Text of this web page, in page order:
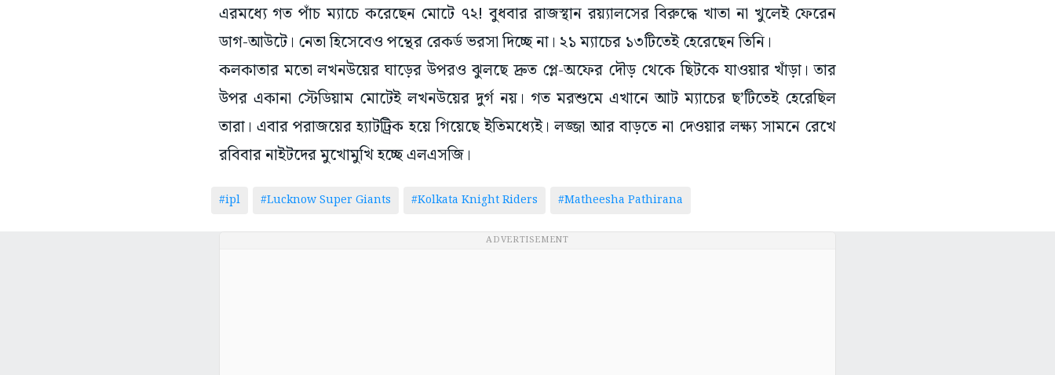
এরমধ্যে গত পাঁচ ম্যাচে করেছেন মোটে ৭২! বুধবার রাজস্থান রয়্যালসের বিরুদ্ধে খাতা না খুলেই ফেরেন
ডাগ-আউটে। নেতা হিসেবেও পন্থের রেকর্ড ভরসা দিচ্ছে না। ২১ ম্যাচের ১৩টিতেই হেরেছেন তিনি।
কলকাতার মতো লখনউয়ের ঘাড়ের উপরও ঝুলছে দ্রুত প্লে-অফের দৌড় থেকে ছিটকে যাওয়ার খাঁড়া। তার
উপর একানা স্টেডিয়াম মোটেই লখনউয়ের দুর্গ নয়। গত মরশুমে এখানে আট ম্যাচের ছ’টিতেই হেরেছিল
তারা। এবার পরাজয়ের হ্যাটট্রিক হয়ে গিয়েছে ইতিমধ্যেই। লজ্জা আর বাড়তে না দেওয়ার লক্ষ্য সামনে রেখে
রবিবার নাইটদের মুখোমুখি হচ্ছে এলএসজি।
#ipl #Lucknow Super Giants #Kolkata Knight Riders #Matheesha Pathirana
ADVERTISEMENT